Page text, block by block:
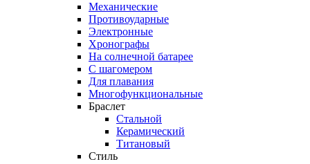
Механические
Противоударные
Электронные
Хронографы
На солнечной батарее
С шагомером
Для плавания
Многофункциональные
Браслет
Стальной
Керамический
Титановый
Стиль